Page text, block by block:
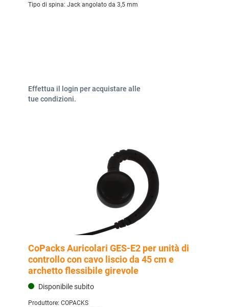
Tipo di spina: Jack angolato da 3,5 mm
Effettua il login per acquistare alle
tue condizioni.
CoPacks Auricolari GES-E2 per unità di
controllo con cavo liscio da 45 cm e
archetto flessibile girevole
Disponibile subito
Produttore: COPACKS